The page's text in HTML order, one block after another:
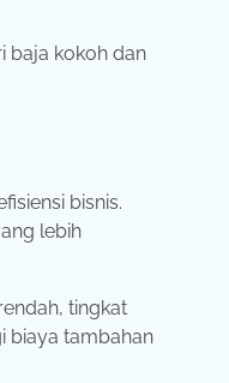
baja kokoh dan
bisnis.
lebih
tingkat
biaya tambahan